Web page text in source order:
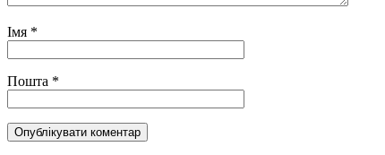
Імя *
Пошта *